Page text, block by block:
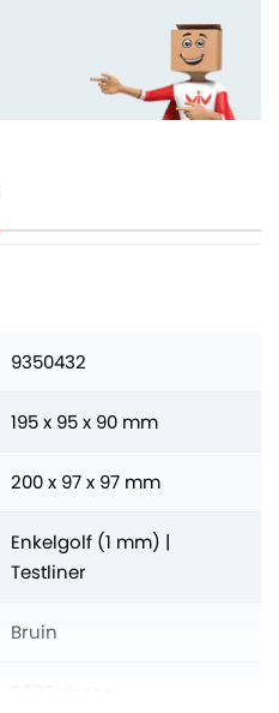
9350432
195 x 95 x 90 mm
200 x 97 x 97 mm
Enkelgolf (1 mm) |
Testliner
Bruin